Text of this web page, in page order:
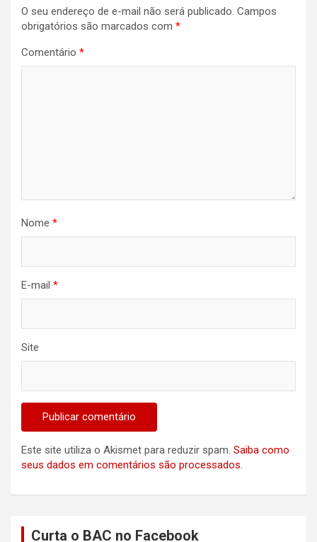
O seu endereço de e-mail não será publicado. Campos
obrigatórios são marcados com *
Comentário *
Nome *
E-mail *
Site
Este site utiliza o Akismet para reduzir spam. Saiba como
seus dados em comentários são processados.
Curta o BAC no Facebook